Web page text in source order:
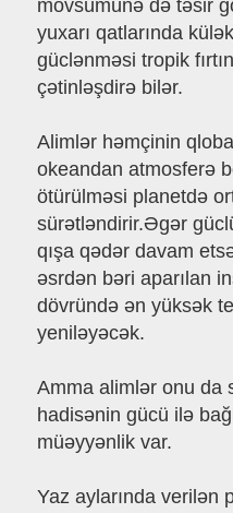
mövsümünə də təsir
yuxarı qatlarında
güclənməsi tropik
çətinləşdirə bilər.
Alimlər həmçinin
okeandan atmosferə
ötürülməsi planetdə
sürətləndirir.Əgər
qışa qədər davam
əsrdən bəri aparılan
dövründə ən yüksək
yeniləyəcək.
Amma alimlər onu da
hadisənin gücü ilə
müəyyənlik var.
Yaz aylarında verilən